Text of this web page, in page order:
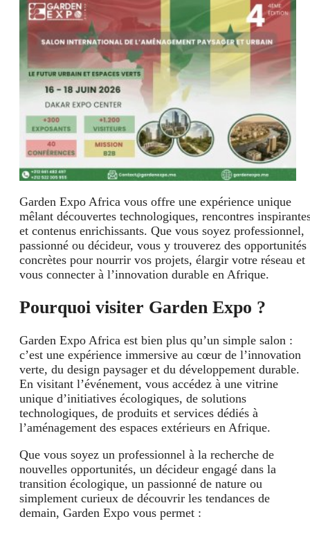
Garden Expo Africa vous offre une expérience unique
mêlant découvertes technologiques, rencontres
et contenus enrichissants. Que vous soyez professionnel,
passionné ou décideur, vous y trouverez des opportunités
concrètes pour nourrir vos projets, élargir votre réseau et
vous connecter à l’innovation durable en Afrique.
Pourquoi visiter Garden Expo ?
Garden Expo Africa est bien plus qu’un simple salon :
c’est une expérience immersive au cœur de l’innovation
verte, du design paysager et du développement durable.
En visitant l’événement, vous accédez à une vitrine
unique d’initiatives écologiques, de solutions
technologiques, de produits et services dédiés à
l’aménagement des espaces extérieurs en Afrique.
Que vous soyez un professionnel à la recherche de
nouvelles opportunités, un décideur engagé dans la
transition écologique, un passionné de nature ou
simplement curieux de découvrir les tendances de
demain, Garden Expo vous permet :